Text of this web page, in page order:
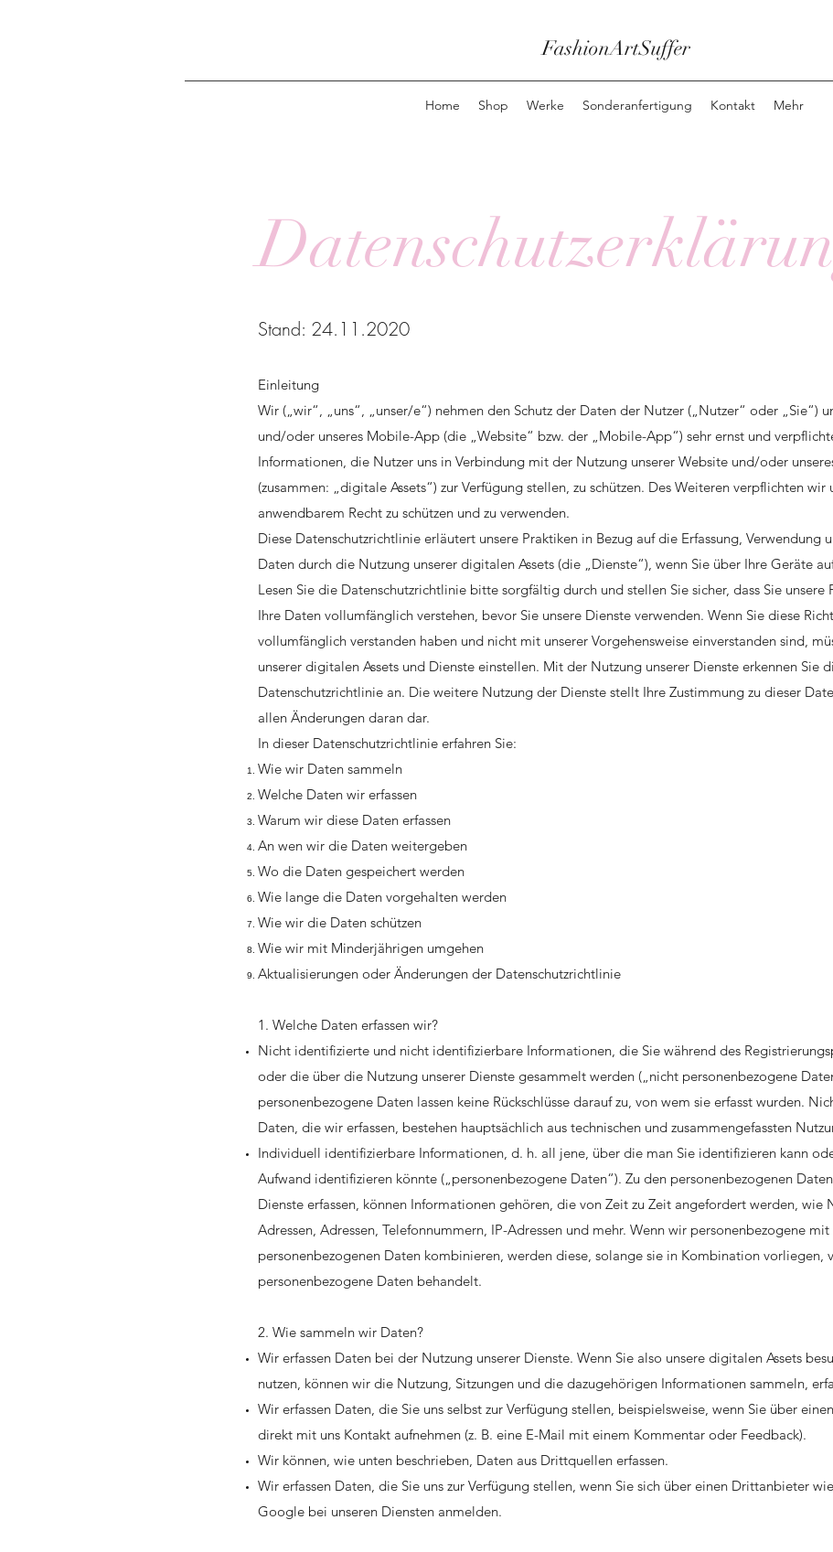
FashionArtSuffer
Home Shop Werke Sonderanfertigung Kontakt Mehr
Stand: 24.11.2020
Einleitung
Wir („wir“, „uns“, „unser/e“) nehmen den Schutz der Daten der Nutzer („Nutzer“ oder „Sie“)
und/oder unseres Mobile-App (die „Website“ bzw. der „Mobile-App“) sehr ernst und
Informationen, die Nutzer uns in Verbindung mit der Nutzung unserer Website und/oder
(zusammen: „digitale Assets“) zur Verfügung stellen, zu schützen. Des Weiteren verpflichten wir
anwendbarem Recht zu schützen und zu verwenden.
Diese Datenschutzrichtlinie erläutert unsere Praktiken in Bezug auf die Erfassung, Verwendung
Daten durch die Nutzung unserer digitalen Assets (die „Dienste“), wenn Sie über Ihre Geräte
Lesen Sie die Datenschutzrichtlinie bitte sorgfältig durch und stellen Sie sicher, dass Sie unsere
Ihre Daten vollumfänglich verstehen, bevor Sie unsere Dienste verwenden. Wenn Sie diese
vollumfänglich verstanden haben und nicht mit unserer Vorgehensweise einverstanden sind,
unserer digitalen Assets und Dienste einstellen. Mit der Nutzung unserer Dienste erkennen Sie
Datenschutzrichtlinie an. Die weitere Nutzung der Dienste stellt Ihre Zustimmung zu dieser
allen Änderungen daran dar.
In dieser Datenschutzrichtlinie erfahren Sie:
Wie wir Daten sammeln
Welche Daten wir erfassen
Warum wir diese Daten erfassen
An wen wir die Daten weitergeben
Wo die Daten gespeichert werden
Wie lange die Daten vorgehalten werden
Wie wir die Daten schützen
Wie wir mit Minderjährigen umgehen
Aktualisierungen oder Änderungen der Datenschutzrichtlinie
1. Welche Daten erfassen wir?
Nicht identifizierte und nicht identifizierbare Informationen, die Sie während des
oder die über die Nutzung unserer Dienste gesammelt werden („nicht personenbezogene
personenbezogene Daten lassen keine Rückschlüsse darauf zu, von wem sie erfasst wurden.
Daten, die wir erfassen, bestehen hauptsächlich aus technischen und zusammengefassten
Individuell identifizierbare Informationen, d. h. all jene, über die man Sie identifizieren kann
Aufwand identifizieren könnte („personenbezogene Daten“). Zu den personenbezogenen
Dienste erfassen, können Informationen gehören, die von Zeit zu Zeit angefordert werden, wie
Adressen, Adressen, Telefonnummern, IP-Adressen und mehr. Wenn wir personenbezogene
personenbezogenen Daten kombinieren, werden diese, solange sie in Kombination vorliegen,
personenbezogene Daten behandelt.
2. Wie sammeln wir Daten?
Wir erfassen Daten bei der Nutzung unserer Dienste. Wenn Sie also unsere digitalen Assets
nutzen, können wir die Nutzung, Sitzungen und die dazugehörigen Informationen sammeln,
Wir erfassen Daten, die Sie uns selbst zur Verfügung stellen, beispielsweise, wenn Sie über
direkt mit uns Kontakt aufnehmen (z. B. eine E-Mail mit einem Kommentar oder Feedback).
Wir können, wie unten beschrieben, Daten aus Drittquellen erfassen.
Wir erfassen Daten, die Sie uns zur Verfügung stellen, wenn Sie sich über einen Drittanbieter
Google bei unseren Diensten anmelden.